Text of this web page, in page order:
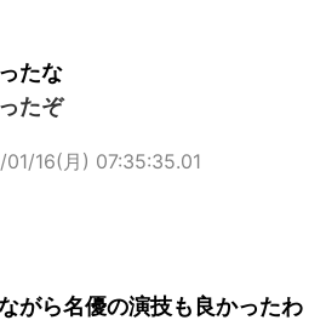
たな
たぞ
16(月) 07:35:35.01
がら名優の演技も良かったわ